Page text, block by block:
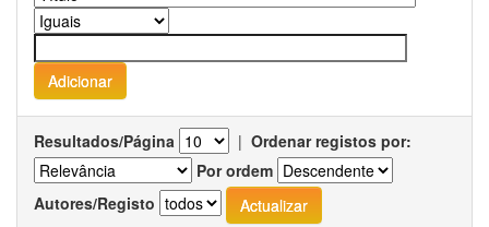
Resultados/Página | Ordenar registos por:
Por ordem
Autores/Registo